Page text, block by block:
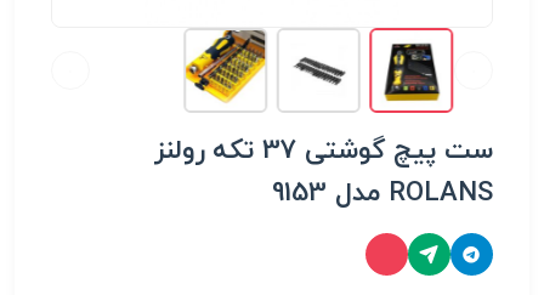
ست پیچ گوشتی 37 تکه رولنز
ROLANS مدل 9153